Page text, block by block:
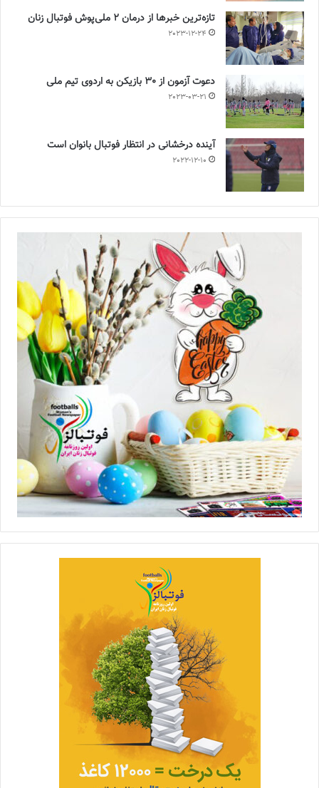
تازه‌ترین خبرها از درمان ۲ ملی‌پوش فوتبال زنان
2023-12-24
دعوت آزمون از 30 بازیکن به اردوی تیم ملی
2023-03-21
آینده درخشانی در انتظار فوتبال بانوان است
2022-12-10